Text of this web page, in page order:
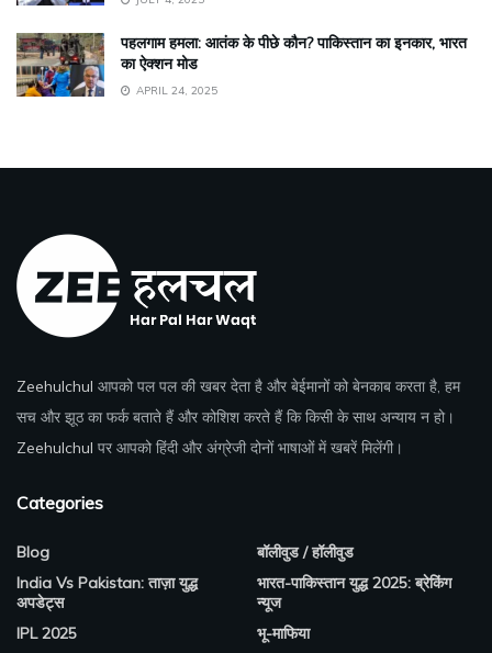
पहलगाम हमला: आतंक के पीछे कौन? पाकिस्तान का इनकार, भारत
का ऐक्शन मोड
APRIL 24, 2025
Zeehulchul आपको पल पल की खबर देता है और बेईमानों को बेनकाब करता है, हम
सच और झूठ का फर्क बताते हैं और कोशिश करते हैं कि किसी के साथ अन्याय न हो।
Zeehulchul पर आपको हिंदी और अंग्रेजी दोनों भाषाओं में खबरें मिलेंगी।
Categories
Blog
India Vs Pakistan: ताज़ा युद्ध
अपडेट्स
IPL 2025
बॉलीवुड / हॉलीवुड
भारत-पाकिस्तान युद्ध 2025: ब्रेकिंग
न्यूज
भू-माफिया